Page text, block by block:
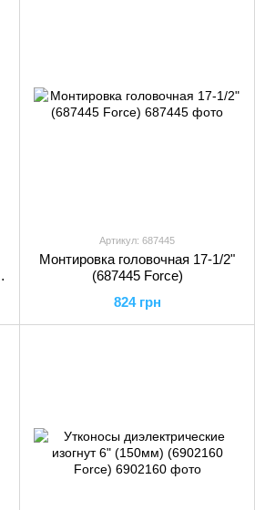
Артикул: 687445
Монтировка головочная 17-1/2"
(687445 Force)
824 грн